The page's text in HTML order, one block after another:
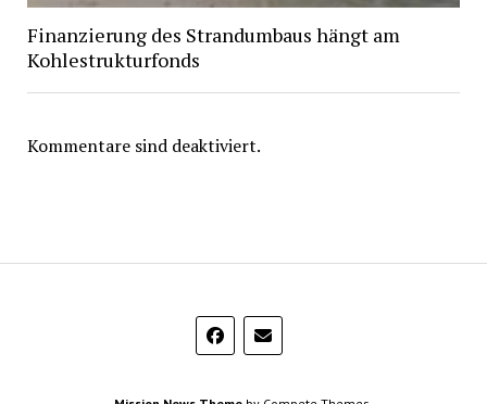
Finanzierung des Strandumbaus hängt am
Kohlestrukturfonds
Kommentare sind deaktiviert.